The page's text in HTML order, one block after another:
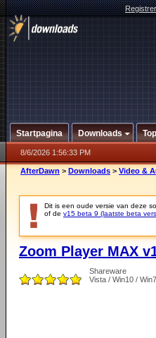
Startpagina Downloads
8/6/2026 1:56:33 PM
AfterDawn > Downloads > Video &
Dit is een oude versie van deze
of de v15 beta 9 (laatste beta
Zoom Player MAX
Shareware
Vista / Win10 /